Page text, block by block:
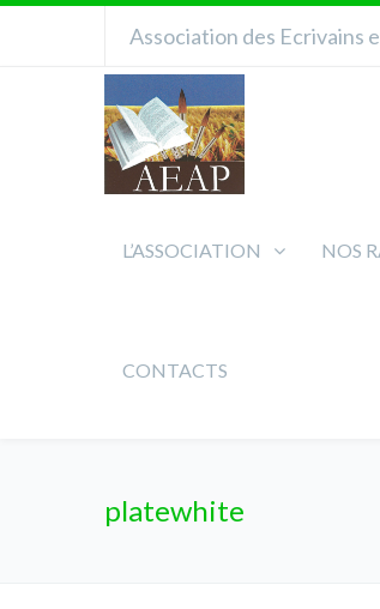
Association des Ecrivains
L’ASSOCIATION NOS
CONTACTS
platewhite